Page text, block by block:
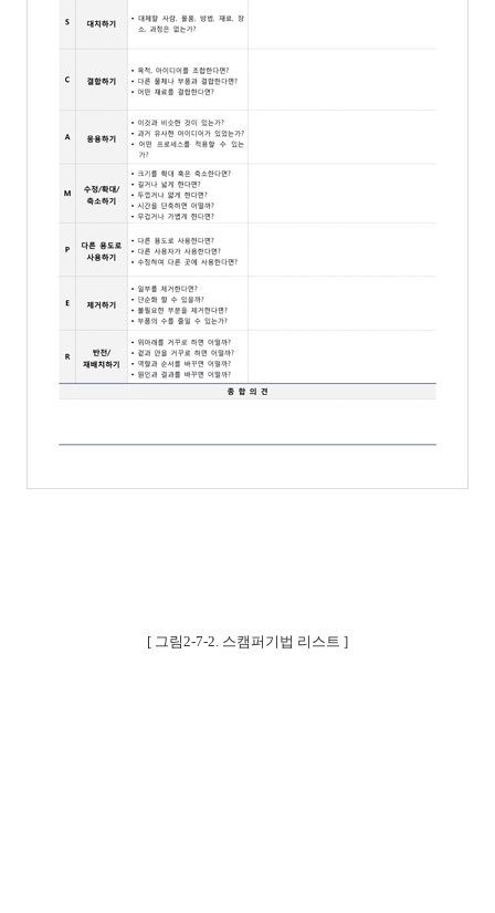
[ 그림2-7-2. 스캠퍼기법 리스트 ]